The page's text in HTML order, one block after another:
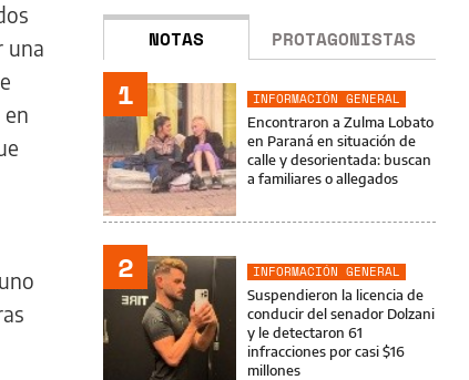
una
NOTAS PROTAGONISTAS
1
INFORMACIÓN GENERAL
Encontraron a Zulma Lobato
en Paraná en situación de
calle y desorientada: buscan
a familiares o allegados
2
INFORMACIÓN GENERAL
Suspendieron la licencia de
conducir del senador Dolzani
y le detectaron 61
infracciones por casi $16
millones